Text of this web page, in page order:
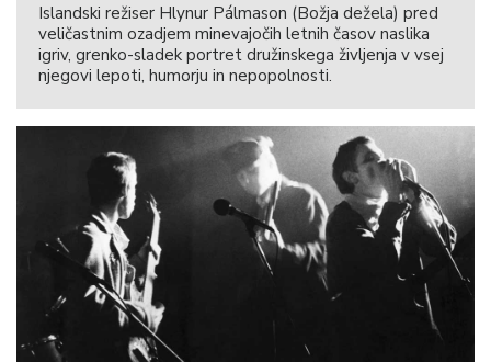
Islandski režiser Hlynur Pálmason (Božja dežela) pred
veličastnim ozadjem minevajočih letnih časov naslika
igriv, grenko-sladek portret družinskega življenja v vsej
njegovi lepoti, humorju in nepopolnosti.